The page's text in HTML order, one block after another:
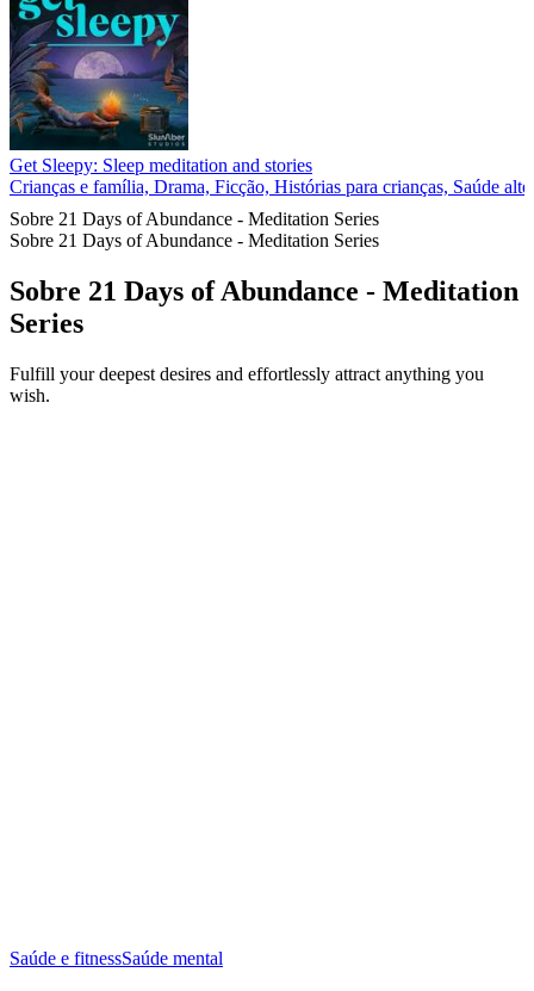
Get Sleepy: Sleep meditation and stories
Crianças e família, Drama, Ficção, Histórias para crianças, Saúde
Sobre 21 Days of Abundance - Meditation Series
Sobre 21 Days of Abundance - Meditation Series
Sobre 21 Days of Abundance - Meditation
Series
Fulfill your deepest desires and effortlessly attract anything you
wish.
Saúde e fitnessSaúde mental